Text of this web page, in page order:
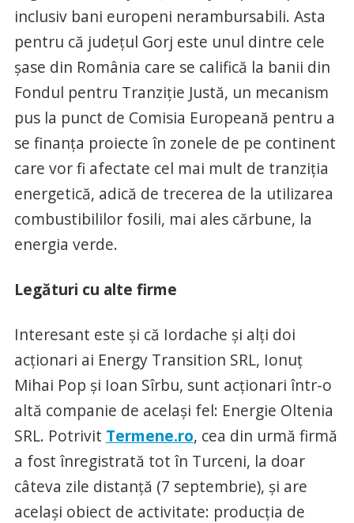
inclusiv bani europeni nerambursabili. Asta
pentru că județul Gorj este unul dintre cele
șase din România care se califică la banii din
Fondul pentru Tranziție Justă, un mecanism
pus la punct de Comisia Europeană pentru a
se finanța proiecte în zonele de pe continent
care vor fi afectate cel mai mult de tranziția
energetică, adică de trecerea de la utilizarea
combustibililor fosili, mai ales cărbune, la
energia verde.
Legături cu alte firme
Interesant este și că Iordache și alți doi
acționari ai Energy Transition SRL, Ionuț
Mihai Pop și Ioan Sîrbu, sunt acționari într-o
altă companie de același fel: Energie Oltenia
SRL. Potrivit Termene.ro, cea din urmă firmă
a fost înregistrată tot în Turceni, la doar
câteva zile distanță (7 septembrie), și are
același obiect de activitate: producția de